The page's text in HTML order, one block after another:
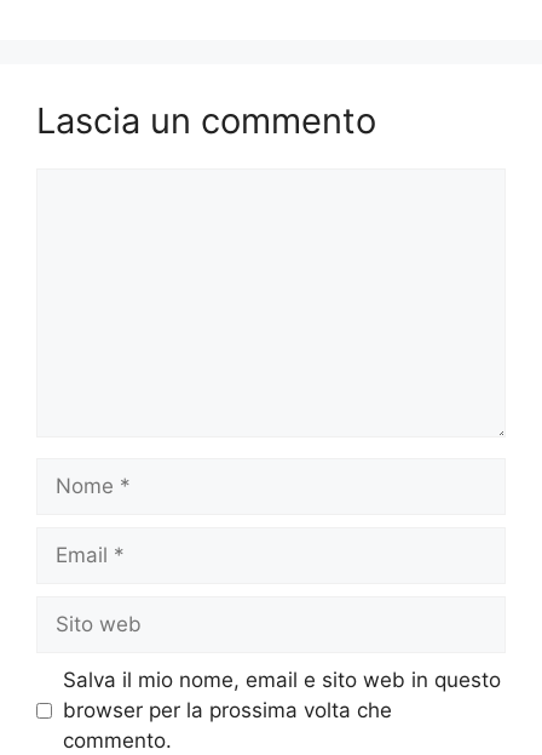
Lascia un commento
Nome
Email
Sito
web
Salva il mio nome, email e sito web in questo
browser per la prossima volta che
commento.